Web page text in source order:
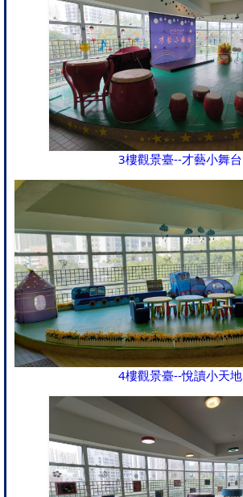
3樓觀景臺--才藝小舞台
4樓觀景臺--悅讀小天地